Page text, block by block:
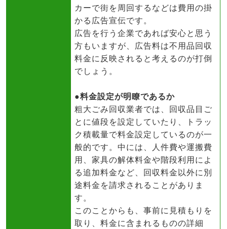
カーで街を周回するなどは費用の掛
かる広告宣伝です。
広告を行う企業であれば安心と思う
方もいますが、広告料は不用品回収
料金に反映されると考えるのが打倒
でしょう。
●料金設定が明瞭であるか
粗大ごみ回収業者では、回収品目ご
とに値段を設定していたり、トラッ
ク積載量で料金設定しているのが一
般的です。中には、人件費や運搬費
用、家具の解体料金や階段利用によ
る追加料金など、回収料金以外に別
途料金を請求されることがありま
す。
このことからも、事前に見積もりを
取り、料金に含まれるものの詳細